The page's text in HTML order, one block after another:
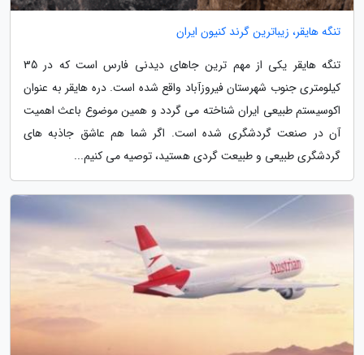
تنگه هایقر، زیباترین گرند کنیون ایران
تنگه هایقر یکی از مهم ترین جاهای دیدنی فارس است که در 35
کیلومتری جنوب شهرستان فیروزآباد واقع شده است. دره هایقر به عنوان
اکوسیستم طبیعی ایران شناخته می گردد و همین موضوع باعث اهمیت
آن در صنعت گردشگری شده است. اگر شما هم عاشق جاذبه های
گردشگری طبیعی و طبیعت گردی هستید، توصیه می کنیم...